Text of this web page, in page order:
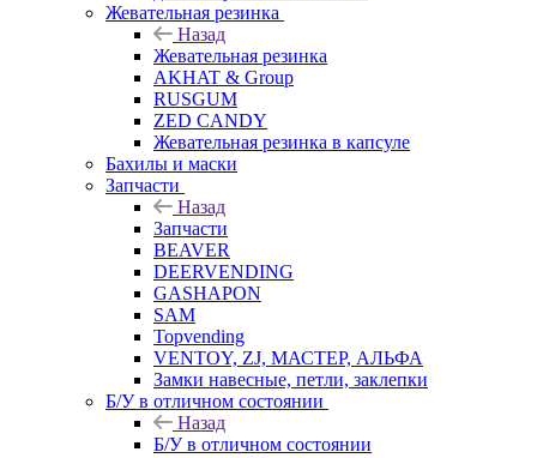
Жевательная резинка
Назад
Жевательная резинка
AKHAT & Group
RUSGUM
ZED CANDY
Жевательная резинка в капсуле
Бахилы и маски
Запчасти
Назад
Запчасти
BEAVER
DEERVENDING
GASHAPON
SAM
Topvending
VENTOY, ZJ, МАСТЕР, АЛЬФА
Замки навесные, петли, заклепки
Б/У в отличном состоянии
Назад
Б/У в отличном состоянии